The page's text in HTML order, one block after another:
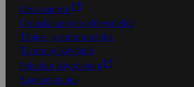
Oiva-raportit
Osuuskauppojen yhteystiedot
Tilaus- ja toimitusehdot
Tietosuojakäytäntö
Palvelun käyttöehdot
Saavutettavuus